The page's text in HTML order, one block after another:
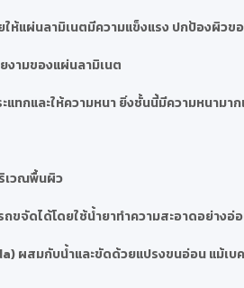
ห้แผ่นลามิเนตมีความแข็งแรง ปกป้องผิว
งามของแผ่นลามิเนต
กและให้ความหนา ยิ่งชั้นนี้มีความหนามา
เวณพื้นผิว
ขจัดได้โดยใช้น้ำยาทำความสะอาดอย่างอ่
ผสมกับน้ำและขัดด้วยแปรงขนอ่อน แม้เ